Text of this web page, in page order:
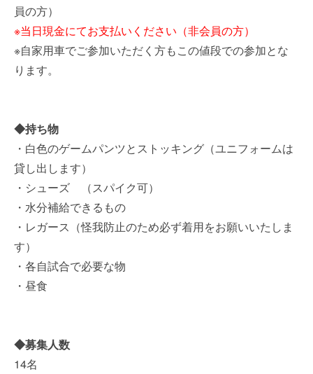
員の方）
※当日現金にてお支払いください（非会員の方）
※自家用車でご参加いただく方もこの値段での参加とな
ります。
◆持ち物
・白色のゲームパンツとストッキング（ユニフォームは
貸し出します）
・シューズ （スパイク可）
・水分補給できるもの
・レガース（怪我防止のため必ず着用をお願いいたしま
す）
・各自試合で必要な物
・昼食
◆募集人数
14名